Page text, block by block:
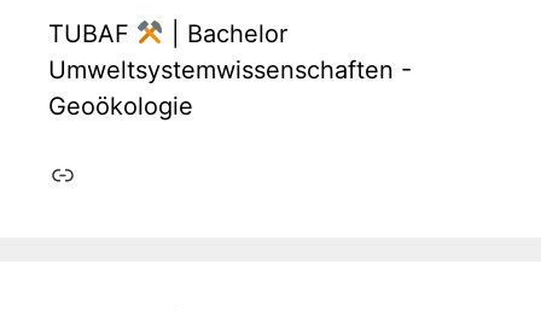
TUBAF
| Bachelor
Umweltsystemwissenschaften -
Geoökologie
Link